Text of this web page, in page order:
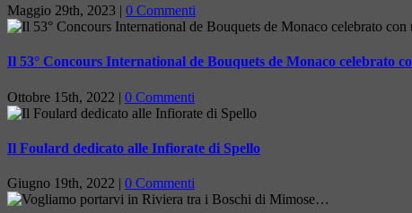
Maggio 29th, 2023 | 0 Commenti
Il 53° Concours International de Bouquets de Monaco celebrato
Ottobre 15th, 2022 | 0 Commenti
Il Foulard dedicato alle Infiorate di Spello
Giugno 19th, 2022 | 0 Commenti